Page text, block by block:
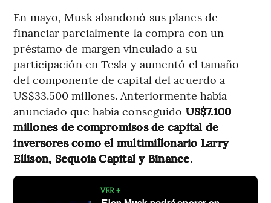
En mayo, Musk abandonó sus planes de
financiar parcialmente la compra con un
préstamo de margen vinculado a su
participación en Tesla y aumentó el tamaño
del componente de capital del acuerdo a
US$33.500 millones. Anteriormente había
anunciado que había conseguido US$7.100
millones de compromisos de capital de
inversores como el multimillonario Larry
Ellison, Sequoia Capital y Binance.
VER +